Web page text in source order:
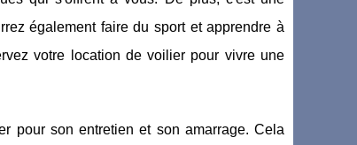
également faire du sport et apprendre à
votre location de voilier pour vivre une
pour son entretien et son amarrage. Cela